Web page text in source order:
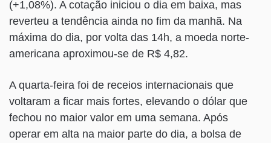
(+1,08%). A cotação iniciou o dia em baixa, mas
reverteu a tendência ainda no fim da manhã. Na
máxima do dia, por volta das 14h, a moeda norte-
americana aproximou-se de R$ 4,82.
A quarta-feira foi de receios internacionais que
voltaram a ficar mais fortes, elevando o dólar que
fechou no maior valor em uma semana. Após
operar em alta na maior parte do dia, a bolsa de